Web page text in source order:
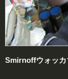
Smirnoffウォッカ